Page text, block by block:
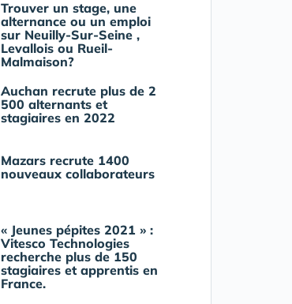
Trouver un stage, une
alternance ou un emploi
sur Neuilly-Sur-Seine ,
Levallois ou Rueil-
Malmaison?
Auchan recrute plus de 2
500 alternants et
stagiaires en 2022
Mazars recrute 1400
nouveaux collaborateurs
« Jeunes pépites 2021 » :
Vitesco Technologies
recherche plus de 150
stagiaires et apprentis en
France.